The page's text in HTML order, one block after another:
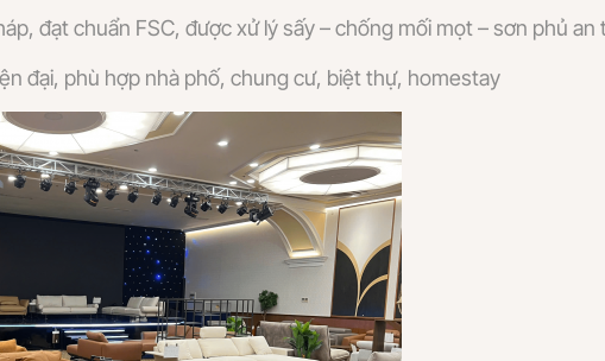
đạt chuẩn FSC, được xử lý sấy – chống mối mọt – sơn phủ an
đại, phù hợp nhà phố, chung cư, biệt thự, homestay